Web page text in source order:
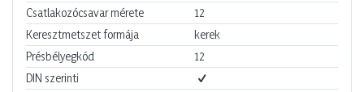
Csatlakozócsavar mérete
12
Keresztmetszet formája
kerek
Présbélyegkód
12
DIN szerinti